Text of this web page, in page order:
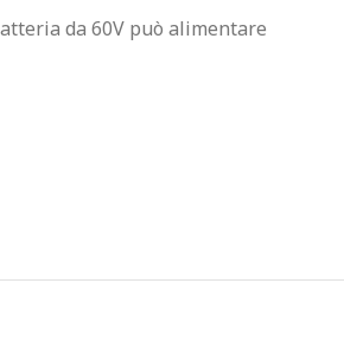
da 60V può alimentare